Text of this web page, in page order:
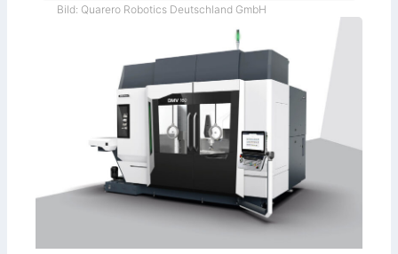
Bild: Quarero Robotics Deutschland GmbH